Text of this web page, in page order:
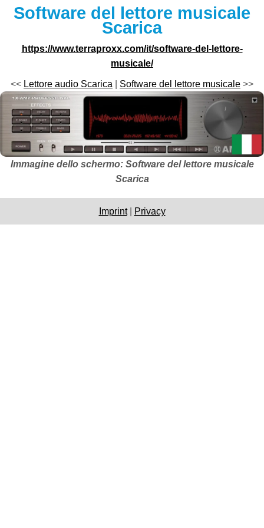
Software del lettore musicale
Scarica
https://www.terraproxx.com/it/software-del-lettore-
musicale/
<< Lettore audio Scarica Software del lettore musicale >>
Immagine dello schermo: Software del lettore musicale
Scarica
Imprint| Privacy